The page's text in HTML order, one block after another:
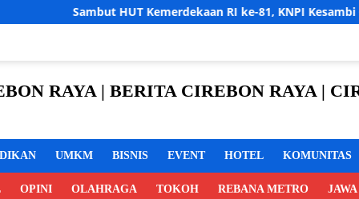
Kemerdekaan RI ke-81, KNPI Kesambi Gelar Turnamen
RAYA | BERITA CIREBON RAYA |
UMKM BISNIS EVENT HOTEL KOMUNITAS
OPINI OLAHRAGA TOKOH REBANA METRO